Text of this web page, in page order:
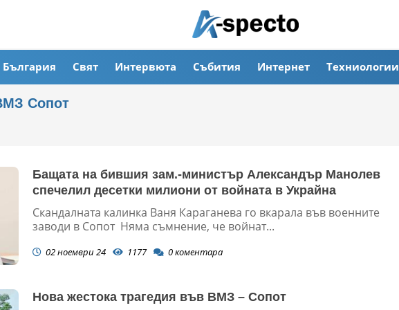
България Свят Интервюта Събития Интернет Техниологии
Сопот
Бащата на бившия зам.-министър Александър Манолев
спечелил десетки милиони от войната в Украйна
Скандалната калинка Ваня Караганева го вкарала във военните
заводи в Сопот Няма съмнение, че войнат...
02 ноември 24 1177 0коментара
Нова жестока трагедия във ВМЗ – Сопот